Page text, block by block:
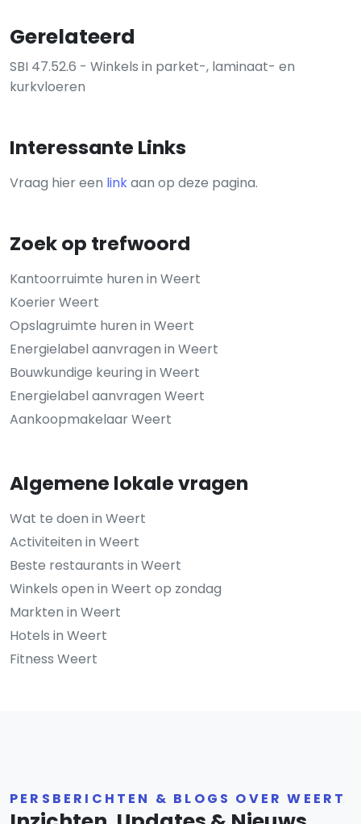
Gerelateerd
SBI 47.52.6 - Winkels in parket-, laminaat- en
kurkvloeren
Interessante Links
Vraag hier een linkaan op deze pagina.
Zoek op trefwoord
Kantoorruimte huren in Weert
Koerier Weert
Opslagruimte huren in Weert
Energielabel aanvragen in Weert
Bouwkundige keuring in Weert
Energielabel aanvragen Weert
Aankoopmakelaar Weert
Algemene lokale vragen
Wat te doen in Weert
Activiteiten in Weert
Beste restaurants in Weert
Winkels open in Weert op zondag
Markten in Weert
Hotels in Weert
Fitness Weert
PERSBERICHTEN & BLOGS OVER WEERT